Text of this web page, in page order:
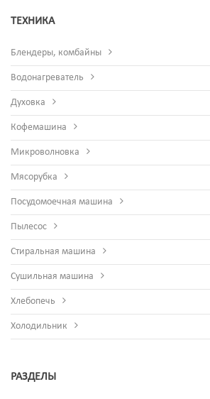
ТЕХНИКА
Блендеры, комбайны
Водонагреватель
Духовка
Кофемашина
Микроволновка
Мясорубка
Посудомоечная машина
Пылесос
Стиральная машина
Сушильная машина
Хлебопечь
Холодильник
РАЗДЕЛЫ